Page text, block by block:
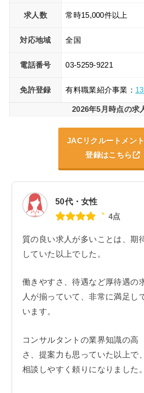
求人数 常時15,000件以上
対応地域 全国
電話番号 03-5259-9221
免許登録 有料職業紹介事業：
2026年5月時点の求
JACリクルートメン
登録はこちら
50代・女性
4点
質の良い求人が多いことは、期
していた以上でした。
働きやすさ、待遇など厚待遇の
人が揃っていて、非常に満足し
います。
コンサルタントの業界知識の高
さ、提案力も思っていた以上で、
相談しやすく頼りになりました。